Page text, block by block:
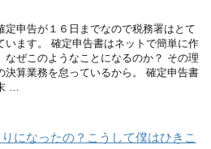
定申告が１６日までなので税務署はとて
います。 確定申告書はネットで簡単に作
なぜこのようなことになるのか？ その理
決算業務を怠っているから。 確定申告書
…
になったの？こうして僕はひきこ